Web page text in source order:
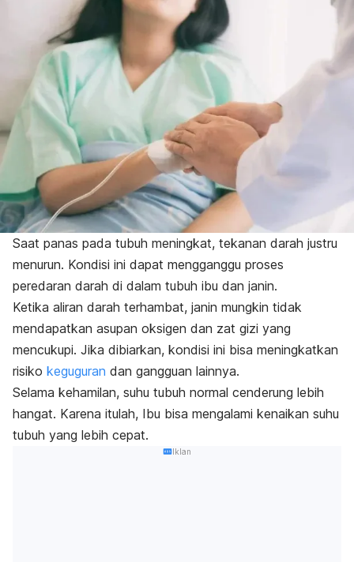
Saat panas pada tubuh meningkat, tekanan darah justru
menurun. Kondisi ini dapat mengganggu proses
peredaran darah di dalam tubuh ibu dan janin.
Ketika aliran darah terhambat, janin mungkin tidak
mendapatkan asupan oksigen dan zat gizi yang
mencukupi. Jika dibiarkan, kondisi ini bisa meningkatkan
risiko keguguran dan gangguan lainnya.
Selama kehamilan, suhu tubuh normal cenderung lebih
hangat. Karena itulah, Ibu bisa mengalami kenaikan suhu
tubuh yang lebih cepat.
Iklan